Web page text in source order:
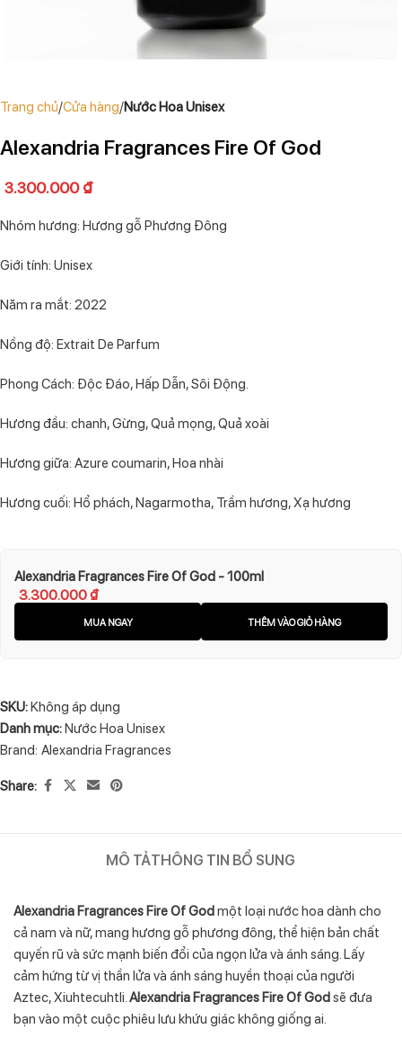
Trang chủ Cửa hàng Nước Hoa Unisex
Alexandria Fragrances Fire Of God
3.300.000₫
Nhóm hương: Hương gỗ Phương Đông
Giới tính: Unisex
Năm ra mắt: 2022
Nồng độ: Extrait De Parfum
Phong Cách: Độc Đáo, Hấp Dẫn, Sôi Động.
Hương đầu: chanh, Gừng, Quả mọng, Quả xoài
Hương giữa: Azure coumarin, Hoa nhài
Hương cuối: Hổ phách, Nagarmotha, Trầm hương, Xạ hương
Alexandria Fragrances Fire Of God - 100ml
3.300.000₫
MUA NGAY THÊM VÀO GIỎ HÀNG
SKU:Không áp dụng
Danh mục:Nước Hoa Unisex
Brand: Alexandria Fragrances
Share:
MÔ TẢTHÔNG TIN BỔ SUNG
Alexandria Fragrances Fire Of Godmột loại nước hoa dành cho
cả nam và nữ, mang hương gỗ phương đông, thể hiện bản chất
quyến rũ và sức mạnh biến đổi của ngọn lửa và ánh sáng. Lấy
cảm hứng từ vị thần lửa và ánh sáng huyền thoại của người
Aztec, Xiuhtecuhtli.Alexandria Fragrances Fire Of Godsẽ đưa
bạn vào một cuộc phiêu lưu khứu giác không giống ai.